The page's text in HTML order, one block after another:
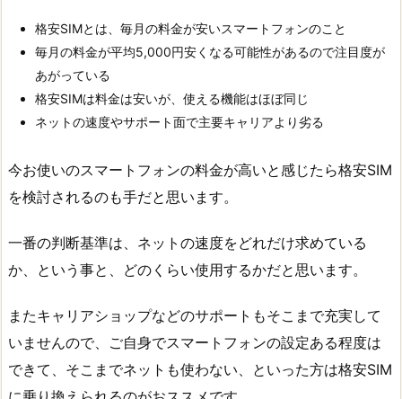
格安SIMとは、毎月の料金が安いスマートフォンのこと
毎月の料金が平均5,000円安くなる可能性があるので注目度が
あがっている
格安SIMは料金は安いが、使える機能はほぼ同じ
ネットの速度やサポート面で主要キャリアより劣る
今お使いのスマートフォンの料金が高いと感じたら格安SIM
を検討されるのも手だと思います。
一番の判断基準は、ネットの速度をどれだけ求めている
か、という事と、どのくらい使用するかだと思います。
またキャリアショップなどのサポートもそこまで充実して
いませんので、ご自身でスマートフォンの設定ある程度は
できて、そこまでネットも使わない、といった方は格安SIM